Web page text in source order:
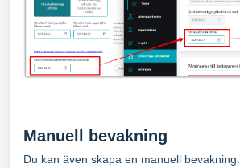
Manuell bevakning
Du kan även skapa en manuell bevakning.